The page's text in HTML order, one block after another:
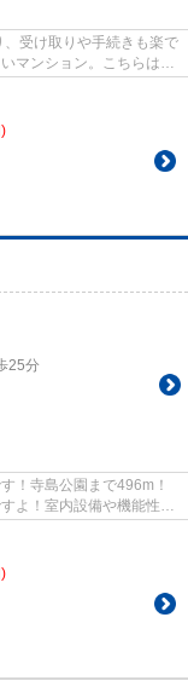
受け取りや手続きも楽で
マンション。こちらはマ
25分
！寺島公園まで496m！
よ！室内設備や機能性に